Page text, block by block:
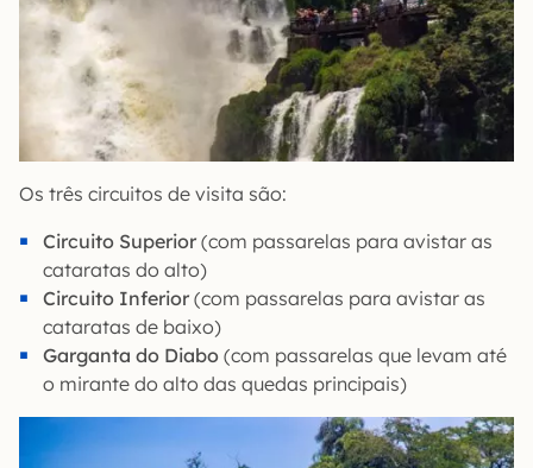
Os três circuitos de visita são:
Circuito Superior (com passarelas para avistar as
cataratas do alto)
Circuito Inferior (com passarelas para avistar as
cataratas de baixo)
Garganta do Diabo (com passarelas que levam até
o mirante do alto das quedas principais)